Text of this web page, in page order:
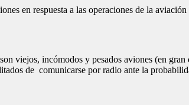
en respuesta a las operaciones de la
viejos, incómodos y pesados aviones (en
de comunicarse por radio ante la